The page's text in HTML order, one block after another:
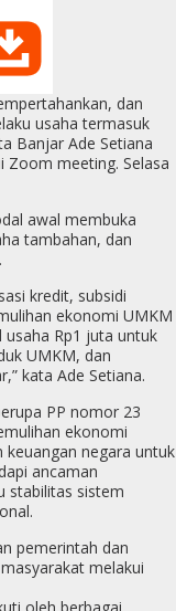
dan
usaha termasuk
Banjar Ade Setiana
Zoom meeting. Selasa
awal membuka
tambahan, dan
kredit, subsidi
ekonomi UMKM
Rp1 juta untuk
UMKM, dan
kata Ade Setiana.
PP nomor 23
ekonomi
keuangan negara untuk
ancaman
stabilitas sistem
pemerintah dan
melakui